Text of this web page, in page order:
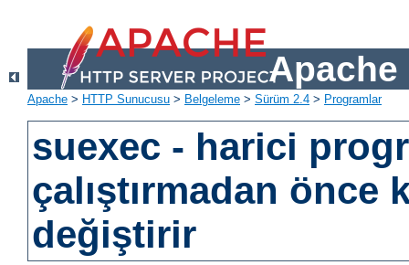
Apache
Apache > HTTP Sunucusu > Belgeleme > Sürüm 2.4 > Programlar
suexec - harici
çalıştırmadan önce
değiştirir